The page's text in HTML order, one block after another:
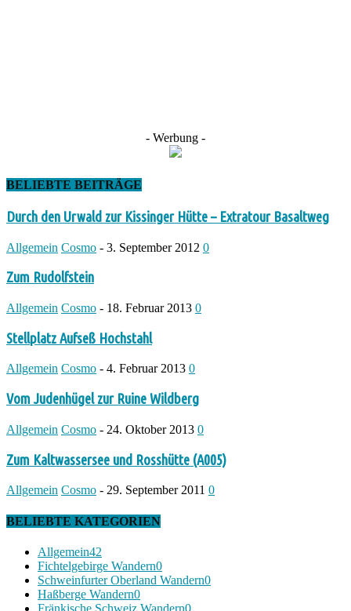
- Werbung -
BELIEBTE BEITRÄGE
Durch den Urwald zur Kissinger Hütte – Extratour Basaltweg
Allgemein Cosmo - 3. September 2012 0
Zum Rudolfstein
Allgemein Cosmo - 18. Februar 2013 0
Stellplatz Aufseß Hochstahl
Allgemein Cosmo - 4. Februar 2013 0
Vom Judenhügel zur Ruine Wildberg
Allgemein Cosmo - 24. Oktober 2013 0
Zum Kaltwassersee und Rosshütte (A005)
Allgemein Cosmo - 29. September 2011 0
BELIEBTE KATEGORIEN
Allgemein42
Fichtelgebirge Wandern0
Schweinfurter Oberland Wandern0
Haßberge Wandern0
Fränkische Schweiz Wandern0